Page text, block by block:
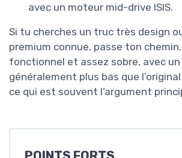
avec un moteur mid-drive ISIS.
Si tu cherches un truc très design
premium connue, passe ton
fonctionnel et assez sobre, avec un
généralement plus bas que
ce qui est souvent l’argument